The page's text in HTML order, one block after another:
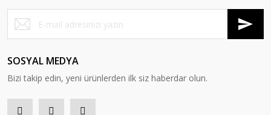
SOSYAL MEDYA
Bizi takip edin, yeni ürünlerden ilk siz haberdar olun.